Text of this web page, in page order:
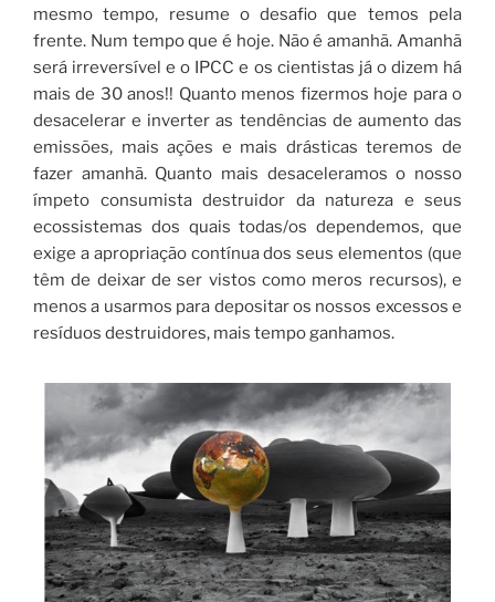
mesmo tempo, resume o desafio que temos pela
frente. Num tempo que é hoje. Não é amanhã. Amanhã
será irreversível e o IPCC e os cientistas já o dizem há
mais de 30 anos!! Quanto menos fizermos hoje para o
desacelerar e inverter as tendências de aumento das
emissões, mais ações e mais drásticas teremos de
fazer amanhã. Quanto mais desaceleramos o nosso
ímpeto consumista destruidor da natureza e seus
ecossistemas dos quais todas/os dependemos, que
exige a apropriação contínua dos seus elementos (que
têm de deixar de ser vistos como meros recursos), e
menos a usarmos para depositar os nossos excessos e
resíduos destruidores, mais tempo ganhamos.